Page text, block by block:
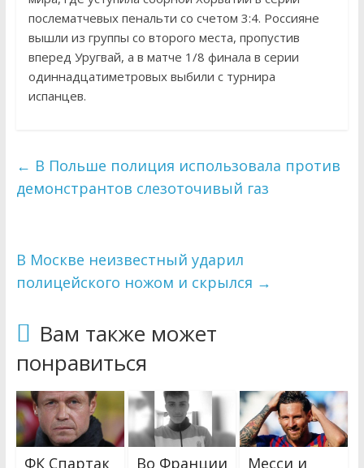
послематчевых пенальти со счетом 3:4. Россияне
вышли из группы со второго места, пропустив
вперед Уругвай, а в матче 1/8 финала в серии
одиннадцатиметровых выбили с турнира
испанцев.
← В Польше полиция использовала против
демонстрантов слезоточивый газ
В Москве неизвестный ударил
полицейского ножом и скрылся →
Вам также может
понравиться
ФК Спартак Во Франции Месси и